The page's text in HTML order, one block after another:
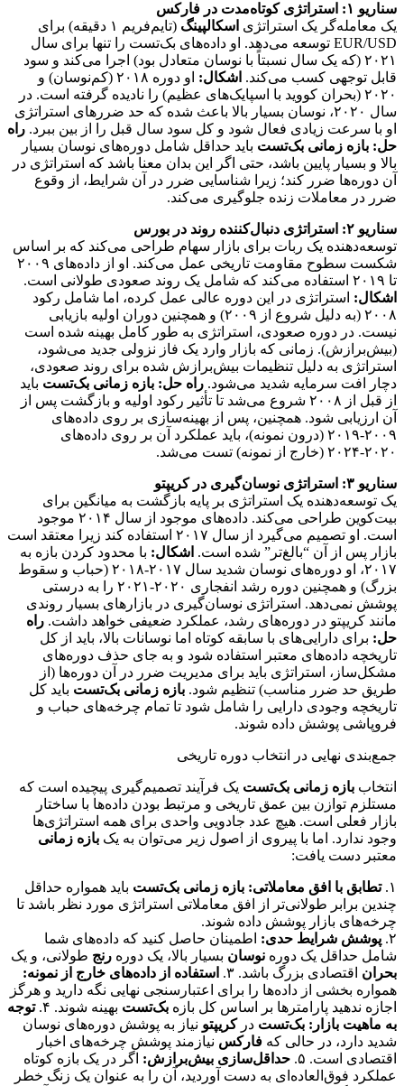
سناریو ۱: استراتژی کوتاه‌مدت در فارکس
یک معامله‌گر یک استراتژی اسکالپینگ
(تایم‌فریم ۱ دقیقه) برای
EUR/USD توسعه می‌دهد. او داده‌های بک‌تست را تنها برای سال
۲۰۲۱ (که یک سال نسبتاً با نوسان متعادل بود) اجرا می‌کند و سود
قابل توجهی کسب می‌کند. اشکال:
او دوره ۲۰۱۸ (کم‌نوسان) و
۲۰۲۰ (بحران کووید با اسپایک‌های عظیم) را نادیده گرفته است. در
سال ۲۰۲۰، نوسان بسیار بالا باعث شده که حد ضررهای استراتژی
او با سرعت زیادی فعال شود و کل سود سال قبل را از بین ببرد. راه
حل: بازه زمانی بک‌تست باید حداقل شامل دوره‌های نوسان بسیار
بالا و بسیار پایین باشد، حتی اگر این بدان معنا باشد که استراتژی در
آن دوره‌ها ضرر کند؛ زیرا شناسایی ضرر در آن شرایط، از وقوع
ضرر در معاملات زنده جلوگیری می‌کند.
سناریو ۲: استراتژی دنبال‌کننده روند در بورس
توسعه‌دهنده یک ربات برای بازار سهام طراحی می‌کند که بر اساس
شکست سطوح مقاومت تاریخی عمل می‌کند. او از داده‌های ۲۰۰۹
تا ۲۰۱۹ استفاده می‌کند که شامل یک روند صعودی طولانی است.
اشکال: استراتژی در این دوره عالی عمل کرده، اما شامل رکود
۲۰۰۸ (به دلیل شروع از ۲۰۰۹) و همچنین دوران اولیه بازیابی
نیست. در دوره صعودی، استراتژی به طور کامل بهینه شده است
(بیش‌برازش). زمانی که بازار وارد یک فاز نزولی جدید می‌شود،
استراتژی به دلیل تنظیمات بیش‌برازش شده برای روند صعودی،
دچار افت سرمایه شدید می‌شود. راه حل: بازه زمانی بک‌تست باید
از قبل از ۲۰۰۸ شروع می‌شد تا تأثیر رکود اولیه و بازگشت پس از
آن ارزیابی شود. همچنین، پس از بهینه‌سازی بر روی داده‌های
۲۰۰۹-۲۰۱۹ (درون نمونه)، باید عملکرد آن بر روی داده‌های
۲۰۲۰-۲۰۲۴ (خارج از نمونه) تست می‌شد.
سناریو ۳: استراتژی نوسان‌گیری در کریپتو
یک توسعه‌دهنده یک استراتژی بر پایه بازگشت به میانگین برای
بیت‌کوین طراحی می‌کند. داده‌های موجود از سال ۲۰۱۴ موجود
است. او تصمیم می‌گیرد از سال ۲۰۱۷ استفاده کند زیرا معتقد است
بازار پس از آن “بالغ‌تر” شده است. اشکال: با محدود کردن بازه به
۲۰۱۷، او دوره‌های نوسان شدید سال ۲۰۱۷-۲۰۱۸ (حباب و سقوط
بزرگ) و همچنین دوره رشد انفجاری ۲۰۲۰-۲۰۲۱ را به درستی
پوشش نمی‌دهد. استراتژی نوسان‌گیری در بازارهای بسیار روندی
مانند کریپتو در دوره‌های رشد، عملکرد ضعیفی خواهد داشت. راه
حل: برای دارایی‌های با سابقه کوتاه اما نوسانات بالا، باید از کل
تاریخچه داده‌های معتبر استفاده شود و به جای حذف دوره‌های
مشکل‌ساز، استراتژی باید برای مدیریت ضرر در آن دوره‌ها (از
طریق حد ضرر مناسب) تنظیم شود. بازه زمانی بک‌تست باید کل
تاریخچه وجودی دارایی را شامل شود تا تمام چرخه‌های حباب و
فروپاشی پوشش داده شوند.
جمع‌بندی نهایی در انتخاب دوره تاریخی
انتخاب بازه زمانی بک‌تست یک فرآیند تصمیم‌گیری پیچیده است که
مستلزم توازن بین عمق تاریخی و مرتبط بودن داده‌ها با ساختار
بازار فعلی است. هیچ عدد جادویی واحدی برای همه استراتژی‌ها
وجود ندارد. اما با پیروی از اصول زیر می‌توان به یک بازه زمانی
معتبر دست یافت:
۱. تطابق با افق معاملاتی: بازه زمانی بک‌تست باید همواره حداقل
چندین برابر طولانی‌تر از افق معاملاتی استراتژی مورد نظر باشد تا
چرخه‌های بازار پوشش داده شوند.
۲. پوشش شرایط حدی: اطمینان حاصل کنید که داده‌های شما
شامل حداقل یک دوره نوسان بسیار بالا، یک دوره رنج طولانی، و یک
بحران اقتصادی بزرگ باشد. ۳.
استفاده از داده‌های خارج از نمونه:
همواره بخشی از داده‌ها را برای اعتبارسنجی نهایی نگه دارید و هرگز
اجازه ندهید پارامترها بر اساس کل بازه بک‌تست بهینه شوند. ۴.
توجه
به ماهیت بازار: بک‌تست درکریپتو نیاز به پوشش دوره‌های نوسان
شدید دارد، در حالی که فارکس نیازمند پوشش چرخه‌های اخبار
اقتصادی است. ۵.
حداقل‌سازی بیش‌برازش: اگر در یک بازه کوتاه
عملکرد فوق‌العاده‌ای به دست آوردید، آن را به عنوان یک زنگ خطر